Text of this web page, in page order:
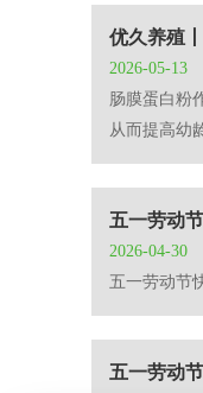
优久养殖
2026-05-13
肠膜蛋白粉
从而提高幼
五一劳动
2026-04-30
五一劳动节
五一劳动